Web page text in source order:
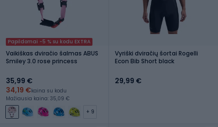
Papildomai -5 % su kodu EXTRA
Vaikiškas dviračio šalmas ABUS
Smiley 3.0 rose princess
35,99 €
34,19 €kaina su kodu
Mažiausia kaina: 35,09 €
+ 9
Vyriški dviračių šortai Rogelli
Econ Bib Short black
29,99 €